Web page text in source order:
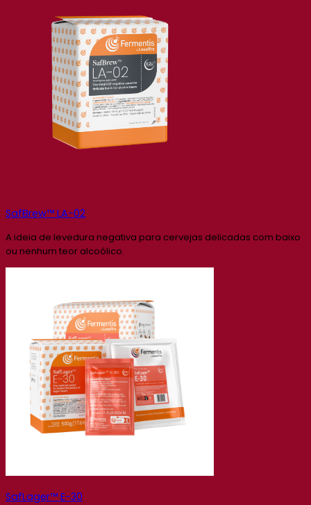
SafBrew™ LA-02
A ideia de levedura negativa para cervejas delicadas com baixo
ou nenhum teor alcoólico.
SafLager™ E-30